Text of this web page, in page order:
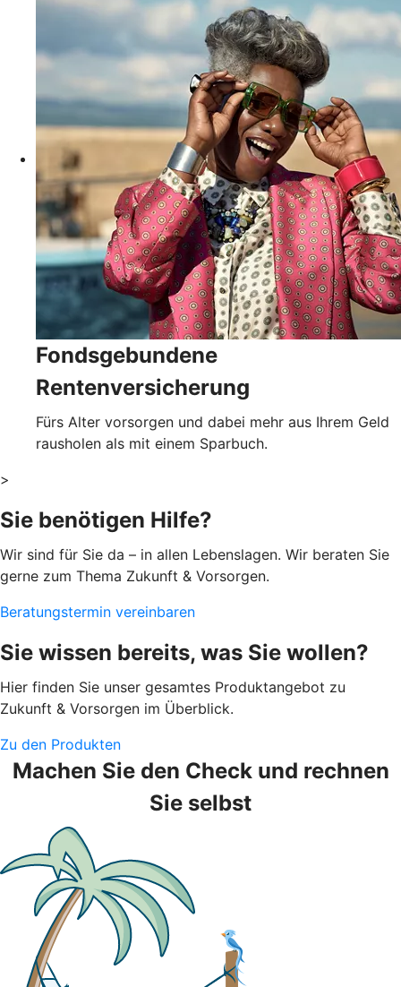
Fondsgebundene
Rentenversicherung
Fürs Alter vorsorgen und dabei mehr aus Ihrem Geld
rausholen als mit einem Sparbuch.
>
Sie benötigen Hilfe?
Wir sind für Sie da – in allen Lebenslagen. Wir beraten Sie
gerne zum Thema Zukunft & Vorsorgen.
Beratungstermin vereinbaren
Sie wissen bereits, was Sie wollen?
Hier finden Sie unser gesamtes Produktangebot zu
Zukunft & Vorsorgen im Überblick.
Zu den Produkten
Machen Sie den Check und rechnen
Sie selbst